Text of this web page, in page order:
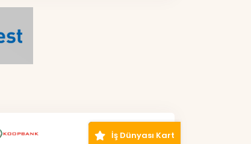
İş Dünyası Kart